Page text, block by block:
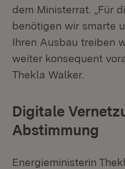
dem Ministerrat. „Für
benötigen wir smarte
Ihren Ausbau treiben
weiter konsequent
Thekla Walker.
Digitale
Abstimmung
Energieministerin